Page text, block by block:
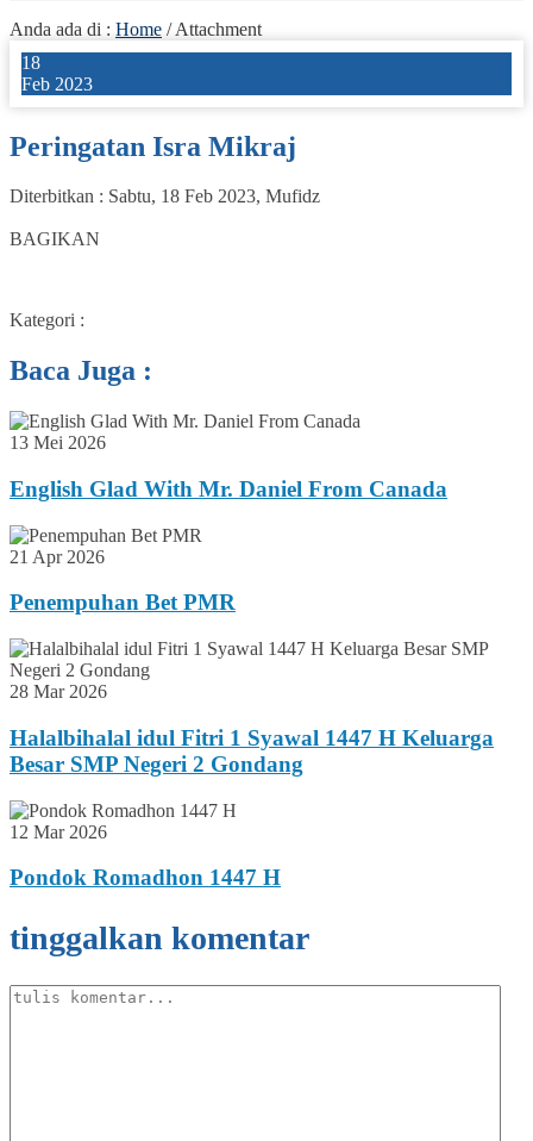
Anda ada di : Home / Attachment
18
Feb 2023
Peringatan Isra Mikraj
Diterbitkan : Sabtu, 18 Feb 2023, Mufidz
BAGIKAN
Kategori :
Baca Juga :
13 Mei 2026
English Glad With Mr. Daniel From Canada
21 Apr 2026
Penempuhan Bet PMR
28 Mar 2026
Halalbihalal idul Fitri 1 Syawal 1447 H Keluarga
Besar SMP Negeri 2 Gondang
12 Mar 2026
Pondok Romadhon 1447 H
tinggalkan komentar